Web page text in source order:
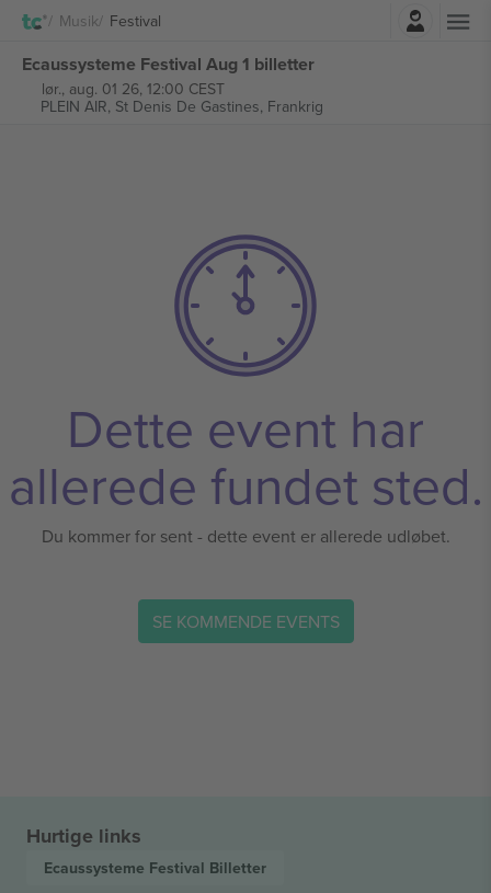
Musik Festival
Ecaussysteme Festival Aug 1 billetter
lør., aug. 01 26, 12:00 CEST
PLEIN AIR, St Denis De Gastines, Frankrig
Dette event har
allerede fundet sted.
Du kommer for sent - dette event er allerede udløbet.
SE KOMMENDE EVENTS
Hurtige links
Ecaussysteme Festival Billetter